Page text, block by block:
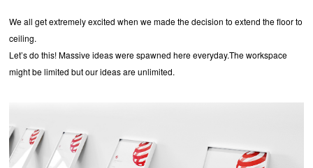
We all get extremely excited when we made the decision to extend the floor to
ceiling.
Let’s do this! Massive ideas were spawned here everyday.The workspace
might be limited but our ideas are unlimited.